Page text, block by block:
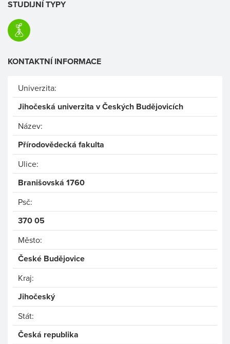
STUDIJNÍ TYPY
KONTAKTNÍ INFORMACE
Univerzita:
Jihočeská univerzita v Českých Budějovicích
Název:
Přírodovědecká fakulta
Ulice:
Branišovská 1760
Psč:
370 05
Město:
České Budějovice
Kraj:
Jihočeský
Stát:
Česká republika